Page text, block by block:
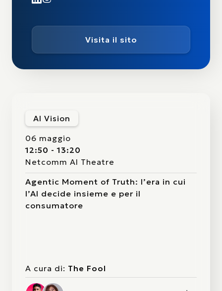
Visita il sito
AI Vision
06 maggio
12:50 - 13:20
Netcomm AI Theatre
Agentic Moment of Truth: l’era in cui
l’AI decide insieme e per il
consumatore
A cura di: The Fool